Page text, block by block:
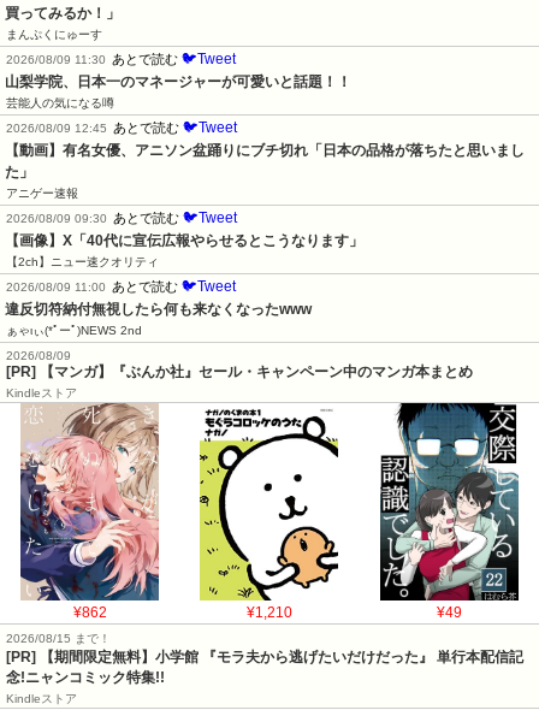
買ってみるか！」
まんぷくにゅーす
2026/08/09 11:30 あとで読む 🐦Tweet
山梨学院、日本一のマネージャーが可愛いと話題！！
芸能人の気になる噂
2026/08/09 12:45 あとで読む 🐦Tweet
【動画】有名女優、アニソン盆踊りにブチ切れ「日本の品格が落ちたと思いまし
た」
アニゲー速報
2026/08/09 09:30 あとで読む 🐦Tweet
【画像】X「40代に宣伝広報やらせるとこうなります」
【2ch】ニュー速クオリティ
2026/08/09 11:00 あとで読む 🐦Tweet
違反切符納付無視したら何も来なくなったwww
ぁゃιぃ(*ﾟーﾟ)NEWS 2nd
2026/08/09
[PR] 【マンガ】『ぶんか社』セール・キャンペーン中のマンガ本まとめ
Kindleストア
¥862 ¥1,210 ¥49
2026/08/15 まで！
[PR] 【期間限定無料】小学館 『モラ夫から逃げたいだけだった』 単行本配信記
念!ニャンコミック特集!!
Kindleストア